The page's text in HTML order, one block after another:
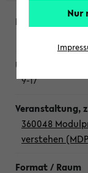
9-17
360048
verstehen
Nur